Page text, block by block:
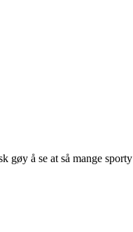
gøy å se at så mange sporty